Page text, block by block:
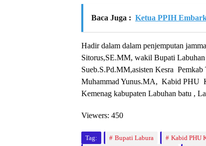
Baca Juga : Ketua PPIH
Hadir dalam dalam penjemputan
Sitorus,SE.MM, wakil Bupati
Sueb.S.Pd.MM,asisten Kesra
Muhammad Yunus.MA, Kabid PHU
Kemenag kabupaten Labuhan batu ,
Viewers: 450
Tag: Bupati Labura Kabid PHU